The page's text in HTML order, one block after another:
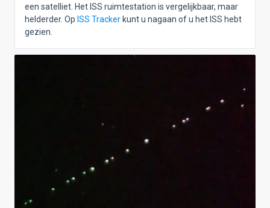
een satelliet. Het ISS ruimtestation is vergelijkbaar, maar
helderder. Op ISS Tracker kunt u nagaan of u het ISS hebt
gezien.